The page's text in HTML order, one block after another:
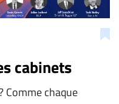
cabinets
Comme chaque